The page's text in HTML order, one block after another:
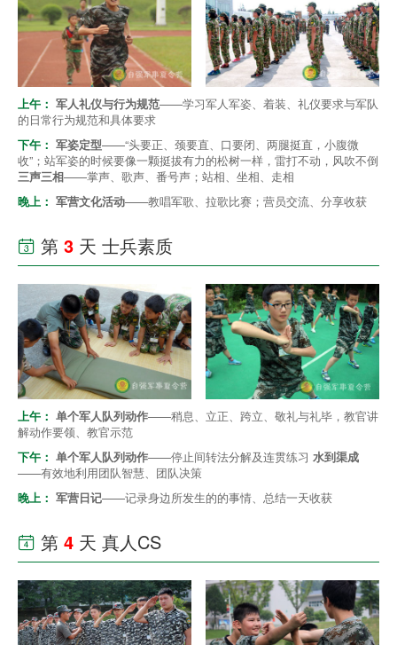
上午： 军人礼仪与行为规范——学习军人军姿、着装、礼仪要求与军队
的日常行为规范和具体要求
下午： 军姿定型——“头要正、颈要直、口要闭、两腿挺直，小腹微
收”；站军姿的时候要像一颗挺拔有力的松树一样，雷打不动，风吹不倒
三声三相——掌声、歌声、番号声；站相、坐相、走相
晚上： 军营文化活动——教唱军歌、拉歌比赛；营员交流、分享收获
 第 3 天 士兵素质
上午： 单个军人队列动作——稍息、立正、跨立、敬礼与礼毕，教官讲
解动作要领、教官示范
下午： 单个军人队列动作——停止间转法分解及连贯练习 水到渠成
——有效地利用团队智慧、团队决策
晚上： 军营日记——记录身边所发生的的事情、总结一天收获
 第 4 天 真人CS